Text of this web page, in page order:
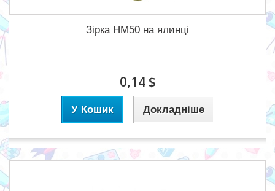
Зірка HM50 на ялинці
0,14 $
У Кошик Докладніше